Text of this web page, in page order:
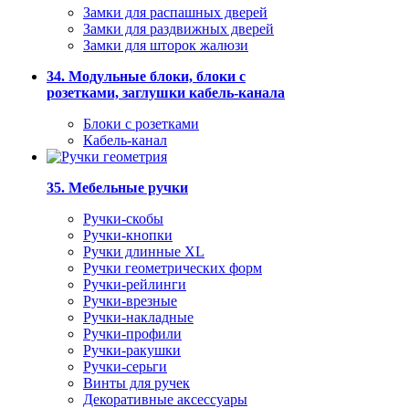
Замки для распашных дверей
Замки для раздвижных дверей
Замки для шторок жалюзи
34. Модульные блоки, блоки с
розетками, заглушки кабель-канала
Блоки с розетками
Кабель-канал
35. Мебельные ручки
Ручки-скобы
Ручки-кнопки
Ручки длинные XL
Ручки геометрических форм
Ручки-рейлинги
Ручки-врезные
Ручки-накладные
Ручки-профили
Ручки-ракушки
Ручки-серьги
Винты для ручек
Декоративные аксессуары